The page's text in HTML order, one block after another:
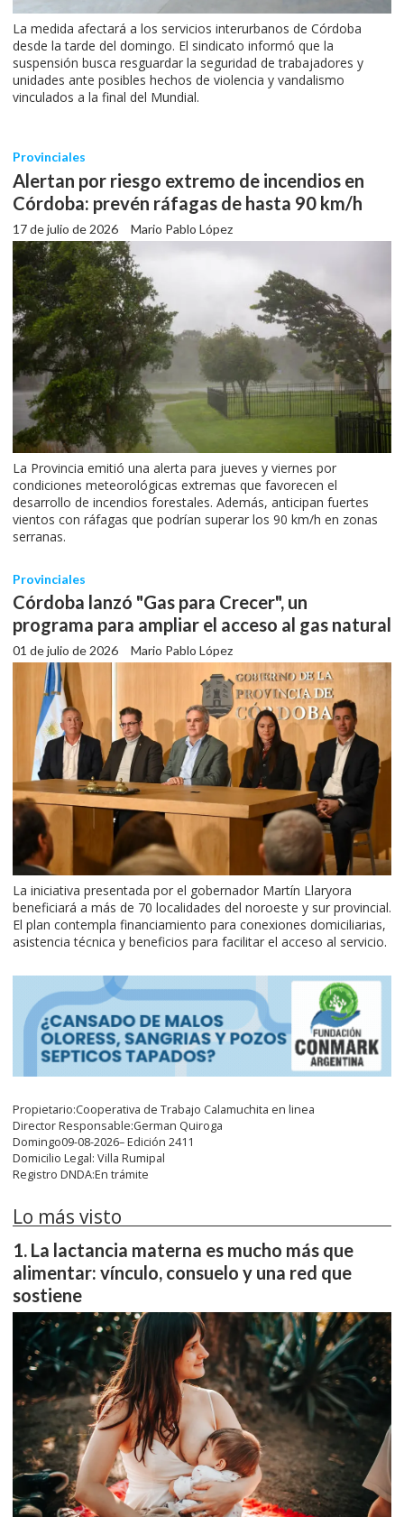
La medida afectará a los servicios interurbanos de Córdoba
desde la tarde del domingo. El sindicato informó que la
suspensión busca resguardar la seguridad de trabajadores y
unidades ante posibles hechos de violencia y vandalismo
vinculados a la final del Mundial.
Alertan por riesgo extremo de incendios en
Córdoba: prevén ráfagas de hasta 90 km/h
Mario Pablo López
Provinciales
17 de julio de 2026
La Provincia emitió una alerta para jueves y viernes por
condiciones meteorológicas extremas que favorecen el
desarrollo de incendios forestales. Además, anticipan fuertes
vientos con ráfagas que podrían superar los 90 km/h en zonas
serranas.
Córdoba lanzó "Gas para Crecer", un
programa para ampliar el acceso al gas natural
Mario Pablo López
Provinciales
01 de julio de 2026
La iniciativa presentada por el gobernador Martín Llaryora
beneficiará a más de 70 localidades del noroeste y sur provincial.
El plan contempla financiamiento para conexiones domiciliarias,
asistencia técnica y beneficios para facilitar el acceso al servicio.
Propietario:Cooperativa de Trabajo Calamuchita en linea
Director Responsable:German Quiroga
Domingo09-08-2026– Edición 2411
Domicilio Legal: Villa Rumipal
Registro DNDA:En trámite
Lo más visto
La lactancia materna es mucho más que
alimentar: vínculo, consuelo y una red que
sostiene